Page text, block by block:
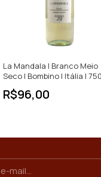
La Mandala | Branco Meio
Seco | Bombino | Itália |
R$96,00